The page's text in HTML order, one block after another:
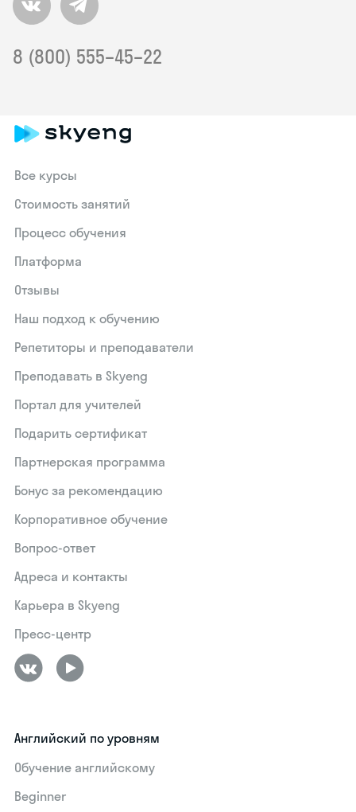
8 (800) 555–45–22
Все курсы
Стоимость занятий
Процесс обучения
Платформа
Отзывы
Наш подход к обучению
Репетиторы и преподаватели
Преподавать в Skyeng
Портал для учителей
Подарить сертификат
Партнерская программа
Бонус за рекомендацию
Корпоративное обучение
Вопрос-ответ
Адреса и контакты
Карьера в Skyeng
Пресс-центр
Английский по уровням
Обучение английскому
Beginner